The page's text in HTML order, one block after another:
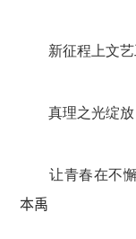
新征程上文
真理之光绽放
让青春在不
本禹